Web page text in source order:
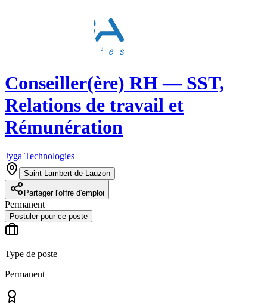
Conseiller(ère) RH — SST,
Relations de travail et
Rémunération
Jyga Technologies
Saint-Lambert-de-Lauzon
Partager l'offre d'emploi
Permanent
Postuler pour ce poste
Type de poste
Permanent